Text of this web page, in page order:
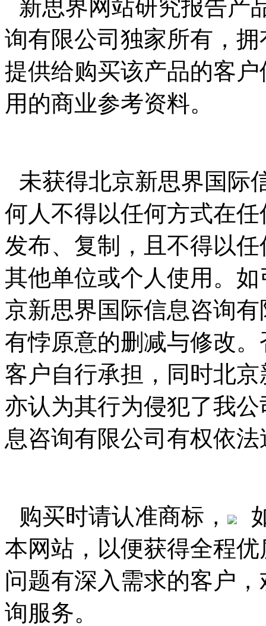
新思界网站研究报告产
询有限公司独家所有，
提供给购买该产品的客
用的商业参考资料。
未获得北京新思界国际
何人不得以任何方式在
发布、复制，且不得以
其他单位或个人使用。
京新思界国际信息咨询
有悖原意的删减与修改
客户自行承担，同时北
亦认为其行为侵犯了我
息咨询有限公司有权依
购买时请认准商标，
本网站，以便获得全程
问题有深入需求的客户
询服务。